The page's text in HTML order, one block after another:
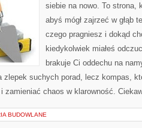
siebie na nowo. To strona,
abyś mógł zajrzeć w głąb
czego pragniesz i dokąd
kiedykolwiek miałeś
brakuje Ci oddechu na
zlepek suchych porad, lecz kompas,
zamieniać chaos w klarowność.
BUDOWLANE